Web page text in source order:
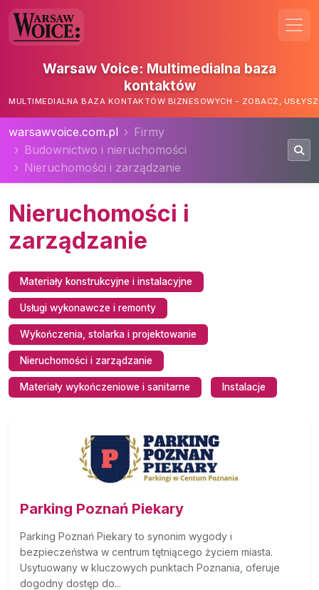
Warsaw Voice: Multimedialna baza
kontaktów
MULTIMEDIALNA BAZA KONTAKTÓW BIZNESOWYCH - ZOBACZ,
warsawvoice.com.pl
Firmy
Budownictwo i nieruchomości
Nieruchomości i zarządzanie
Nieruchomości i
zarządzanie
Materiały konstrukcyjne i instalacyjne
Usługi wykonawcze i remonty
Wykończenia, stolarka i projektowanie
Nieruchomości i zarządzanie
Materiały wykończeniowe i sanitarne Instalacje
Parking Poznań Piekary
Parking Poznań Piekary to synonim wygody i
bezpieczeństwa w centrum tętniącego życiem miasta.
Usytuowany w kluczowych punktach Poznania, oferuje
dogodny dostęp do...